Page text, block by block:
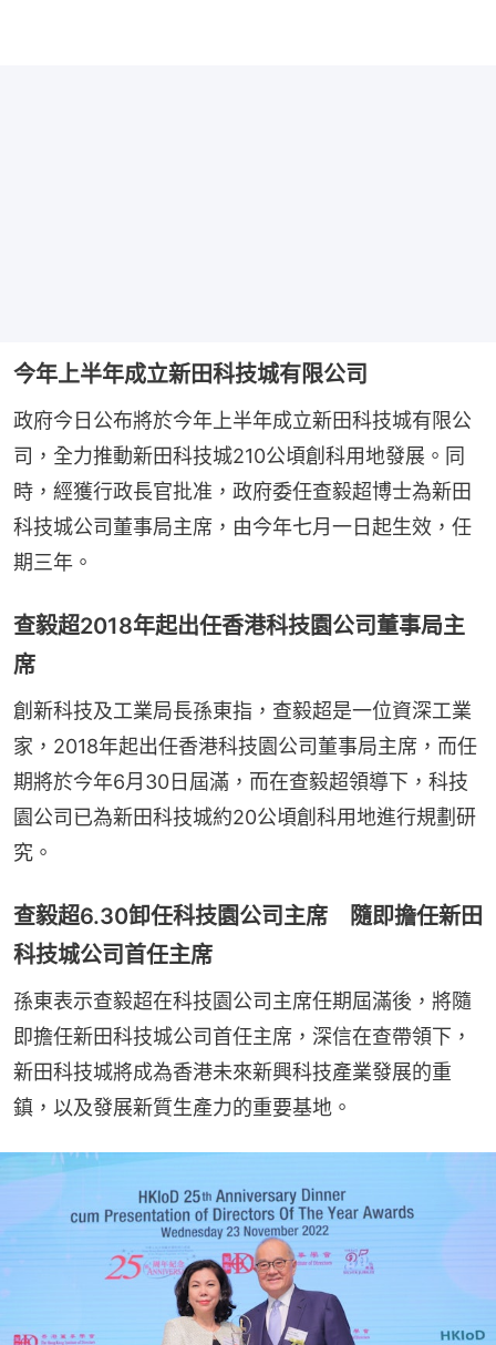
今年上半年成立新田科技城有限公司
政府今日公布將於今年上半年成立新田科技城有限公
司，全力推動新田科技城210公頃創科用地發展。同
時，經獲行政長官批准，政府委任查毅超博士為新田
科技城公司董事局主席，由今年七月一日起生效，任
期三年。
查毅超2018年起出任香港科技園公司董事局主
席
創新科技及工業局長孫東指，查毅超是一位資深工業
家，2018年起出任香港科技園公司董事局主席，而任
期將於今年6月30日屆滿，而在查毅超領導下，科技
園公司已為新田科技城約20公頃創科用地進行規劃研
究。
查毅超6.30卸任科技園公司主席 隨即擔任新田
科技城公司首任主席
孫東表示查毅超在科技園公司主席任期屆滿後，將隨
即擔任新田科技城公司首任主席，深信在查帶領下，
新田科技城將成為香港未來新興科技產業發展的重
鎮，以及發展新質生產力的重要基地。